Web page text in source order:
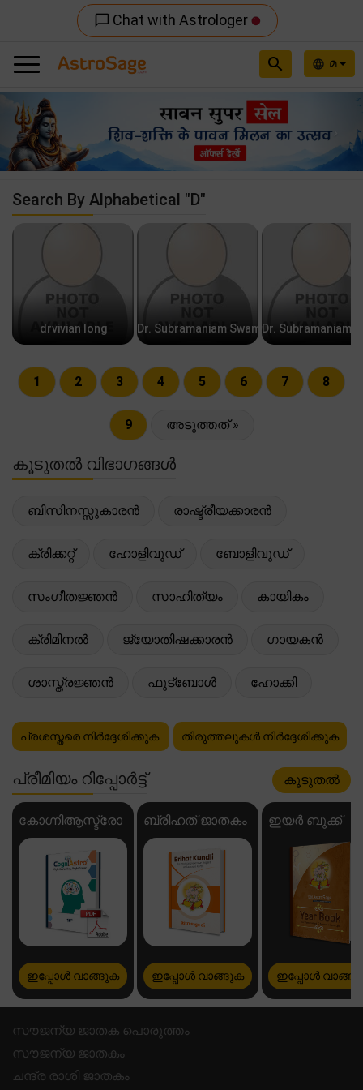
chat_bubble_outline Chat with Astrologer
language മ
search
Previous
Search By Alphabetical "D"
drvivian long Dr. Subramaniam SwamyDr. Subramaniam
1 2 3 4 5 6 7 8
9 അടുത്തത് »
കൂടുതൽ വിഭാഗങ്ങൾ
ബിസിനസ്സുകാരൻ രാഷ്ട്രീയക്കാരൻ
ക്രിക്കറ്റ് ഹോളിവുഡ് ബോളിവുഡ്
സംഗീതജ്ഞൻ സാഹിത്യം കായികം
ക്രിമിനൽ ജ്യോതിഷക്കാരൻ ഗായകൻ
ശാസ്ത്രജ്ഞൻ ഫുട്ബോൾ ഹോക്കി
പ്രശസ്തരെ നിർദ്ദേശിക്കുക തിരുത്തലുകൾ നിർദ്ദേശിക്കുക
പ്രീമിയം റിപ്പോർട്ട് കൂടുതൽ
കോഗ്നിആസ്ട്രോ
ഇപ്പോൾ വാങ്ങുക
ബ്രിഹത് ജാതകം
ഇപ്പോൾ വാങ്ങുക
ഇയർ ബുക്ക്
ഇപ്പോൾ
സൗജന്യ ജാതക പൊരുത്തം
സൗജന്യ ജാതകം
ചന്ദ്ര രാശി ജാതകം